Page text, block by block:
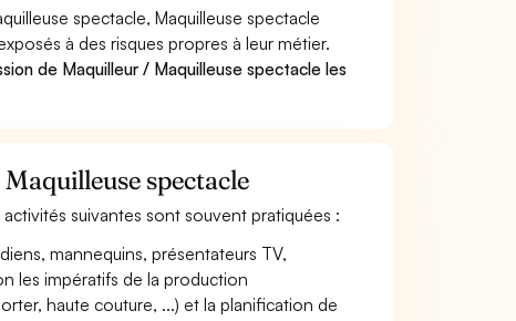
spectacle, Maquilleuse spectacle
à des risques propres à leur métier.
de Maquilleur / Maquilleuse spectacle les
spectacle
suivantes sont souvent pratiquées :
mannequins, présentateurs TV,
les impératifs de la production
haute couture, ...) et la planification de